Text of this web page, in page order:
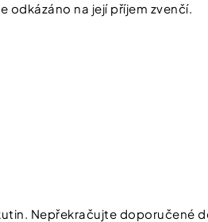
odkázáno na její příjem zvenčí.
Nepřekračujte doporučené